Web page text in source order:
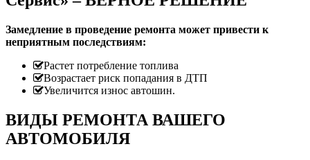
Замедление в проведение ремонта может привести к
неприятным последствиям:
Растет потребление топлива
Возрастает риск попадания в ДТП
Увеличится износ автошин.
ВИДЫ РЕМОНТА ВАШЕГО
АВТОМОБИЛЯ